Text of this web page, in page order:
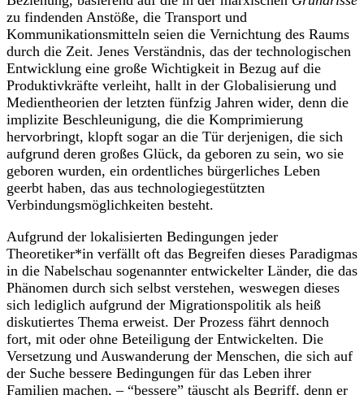
zu findenden Anstöße, die Transport und
Kommunikationsmitteln seien die Vernichtung des Raums
durch die Zeit. Jenes Verständnis, das der technologischen
Entwicklung eine große Wichtigkeit in Bezug auf die
Produktivkräfte verleiht, hallt in der Globalisierung und
Medientheorien der letzten fünfzig Jahren wider, denn die
implizite Beschleunigung, die die Komprimierung
hervorbringt, klopft sogar an die Tür derjenigen, die sich
aufgrund deren großes Glück, da geboren zu sein, wo sie
geboren wurden, ein ordentliches bürgerliches Leben
geerbt haben, das aus technologiegestützten
Verbindungsmöglichkeiten besteht.
Aufgrund der lokalisierten Bedingungen jeder
Theoretiker*in verfällt oft das Begreifen dieses Paradigmas
in die Nabelschau sogenannter entwickelter Länder, die das
Phänomen durch sich selbst verstehen, weswegen dieses
sich lediglich aufgrund der Migrationspolitik als heiß
diskutiertes Thema erweist. Der Prozess fährt dennoch
fort, mit oder ohne Beteiligung der Entwickelten. Die
Versetzung und Auswanderung der Menschen, die sich auf
der Suche bessere Bedingungen für das Leben ihrer
Familien machen, – “bessere” täuscht als Begriff, denn er